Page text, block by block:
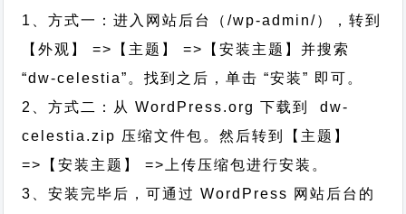
1、方式一：进入网站后台（/wp-admin/），转到
【外观】 =>【主题】 =>【安装主题】并搜索
“dw-celestia”。找到之后，单击 “安装” 即可。
2、方式二：从 WordPress.org 下载到 dw-
celestia.zip 压缩文件包。然后转到【主题】
=>【安装主题】 =>上传压缩包进行安装。
3、安装完毕后，可通过 WordPress 网站后台的